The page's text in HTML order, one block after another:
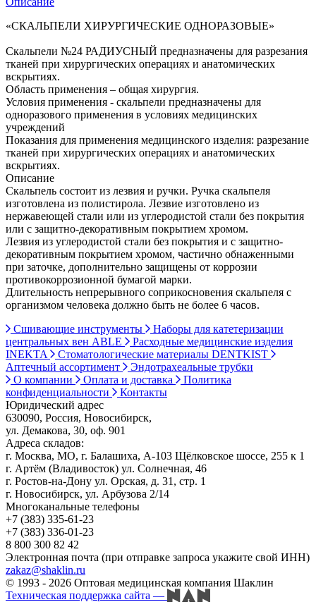
«СКАЛЬПЕЛИ ХИРУРГИЧЕСКИЕ ОДНОРАЗОВЫЕ»
Скальпели №24 РАДИУСНЫЙ предназначены для разрезания
тканей при хирургических операциях и анатомических
вскрытиях.
Область применения – общая хирургия.
Условия применения - скальпели предназначены для
одноразового применения в условиях медицинских
учреждений
Показания для применения медицинского изделия: разрезание
тканей при хирургических операциях и анатомических
вскрытиях.
Описание
Скальпель состоит из лезвия и ручки. Ручка скальпеля
изготовлена из полистирола. Лезвие изготовлено из
нержавеющей стали или из углеродистой стали без покрытия
или с защитно-декоративным покрытием хромом.
Лезвия из углеродистой стали без покрытия и с защитно-
декоративным покрытием хромом, частично обнаженными
при заточке, дополнительно защищены от коррозии
противокоррозионной бумагой марки.
Длительность непрерывного соприкосновения скальпеля с
организмом человека должно быть не более 6 часов.
Сшивающие инструменты
Наборы для катетеризации
центральных вен ABLE
Расходные медицинские изделия
INEKTA
Стоматологические материалы DENTKIST
Аптечный ассортимент
Эндотрахеальные трубки
О компании
Оплата и доставка
Политика
конфиденциальности
Контакты
Юридический адрес
630090, Россия, Новосибирск,
ул. Демакова, 30, оф. 901
Адреса складов:
г. Москва, МО, г. Балашиха, А-103 Щёлковское шоссе, 255 к 1
г. Артём (Владивосток) ул. Солнечная, 46
г. Ростов-на-Дону ул. Орская, д. 31, стр. 1
г. Новосибирск, ул. Арбузова 2/14
Многоканальные телефоны
+7 (383) 335-61-23
+7 (383) 336-01-23
8 800 300 82 42
Электронная почта (при отправке запроса укажите свой ИНН)
zakaz@shaklin.ru
© 1993 - 2026 Оптовая медицинская компания Шаклин
Техническая поддержка сайта —